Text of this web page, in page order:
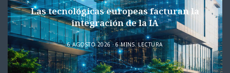
Las tecnológicas europeas facturan la
integración de la IA
6 AGOSTO 2026 6 MINS. LECTURA